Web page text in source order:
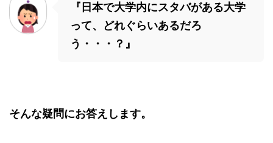
『日本で大学内にスタバがある大学
って、どれぐらいあるだろ
う・・・？』
そんな疑問にお答えします。